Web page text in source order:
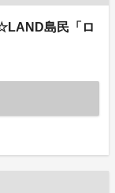
島民「ロ